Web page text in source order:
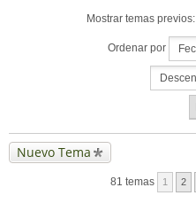
Mostrar temas previos:
Ordenar por
Nuevo Tema
81 temas 1 2